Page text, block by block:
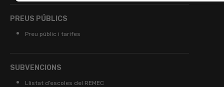
PREUS PÚBLICS
Preu públic i tarifes
SUBVENCIONS
Llistat d’escoles del REMEC